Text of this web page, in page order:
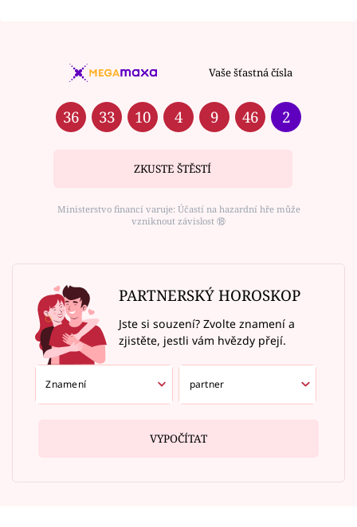
Vaše šťastná čísla
36 33 10 4 9 46 2
ZKUSTE ŠTĚSTÍ
Ministerstvo financí varuje: Účastí na hazardní hře může
vzniknout závislost ⑱
PARTNERSKÝ HOROSKOP
Jste si souzení? Zvolte znamení a
zjistěte, jestli vám hvězdy přejí.
VYPOČÍTAT